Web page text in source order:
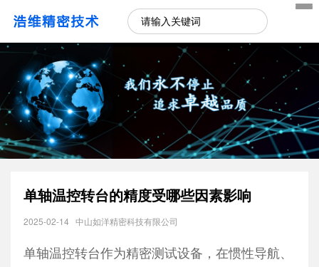
单轴温控转台的精度受哪些因素影响
2025-02-14 中山如洋精密科技有限公司
单轴温控转台作为精密测试设备，在惯性导航、